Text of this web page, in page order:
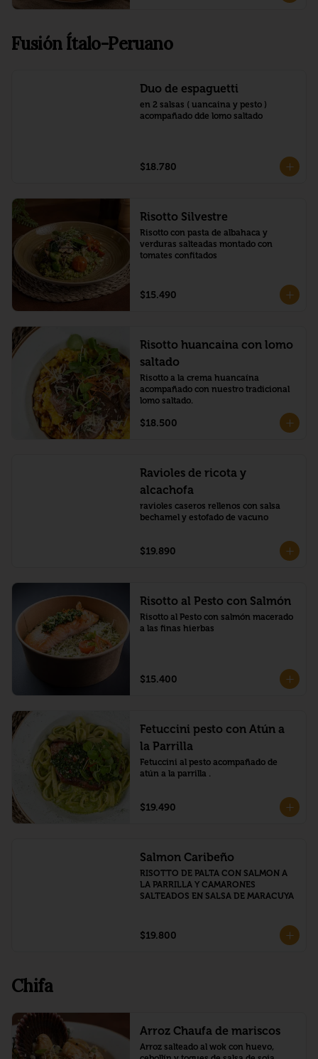
Fusión Ítalo-Peruano
Duo de espaguetti
en 2 salsas ( uancaina y pesto )
acompañado dde lomo saltado
$18.780
Risotto Silvestre
Risotto con pasta de albahaca y
verduras salteadas montado con
tomates confitados
$15.490
Risotto huancaina con lomo
saltado
Risotto a la crema huancaína
acompañado con nuestro tradicional
lomo saltado.
$18.500
Ravioles de ricota y
alcachofa
ravioles caseros rellenos con salsa
bechamel y estofado de vacuno
$19.890
Risotto al Pesto con Salmón
Risotto al Pesto con salmón macerado
a las finas hierbas
$15.400
Fetuccini pesto con Atún a
la Parrilla
Fetuccini al pesto acompañado de
atún a la parrilla .
$19.490
Salmon Caribeño
RISOTTO DE PALTA CON SALMON A
LA PARRILLA Y CAMARONES
SALTEADOS EN SALSA DE MARACUYA
$19.800
Chifa
Arroz Chaufa de mariscos
Arroz salteado al wok con huevo,